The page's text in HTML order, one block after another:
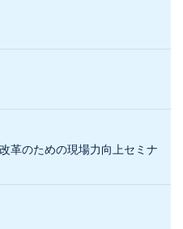
革のための現場力向上セミナ